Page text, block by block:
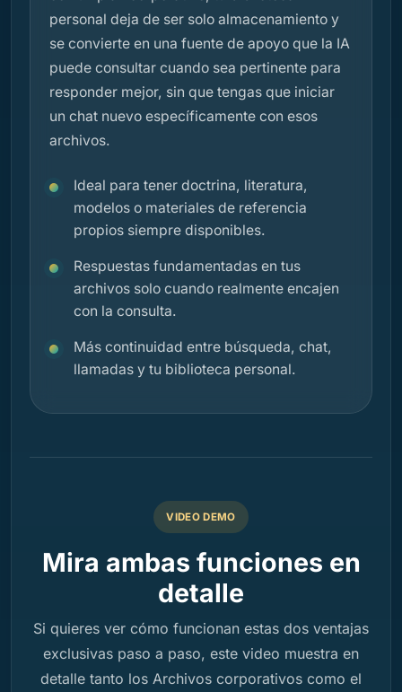
personal deja de ser solo almacenamiento y
se convierte en una fuente de apoyo que la IA
puede consultar cuando sea pertinente para
responder mejor, sin que tengas que iniciar
un chat nuevo específicamente con esos
archivos.
Ideal para tener doctrina, literatura,
modelos o materiales de referencia
propios siempre disponibles.
Respuestas fundamentadas en tus
archivos solo cuando realmente encajen
con la consulta.
Más continuidad entre búsqueda, chat,
llamadas y tu biblioteca personal.
VIDEO DEMO
Mira ambas funciones en
detalle
Si quieres ver cómo funcionan estas dos ventajas
exclusivas paso a paso, este video muestra en
detalle tanto los Archivos corporativos como el